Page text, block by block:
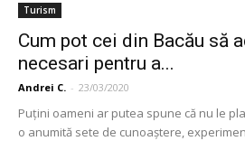
Turism
Cum pot cei din Bacău să
necesari pentru a...
Andrei C. - 23/03/2020
Puțini oameni ar putea spune că nu le
o anumită sete de cunoaștere,